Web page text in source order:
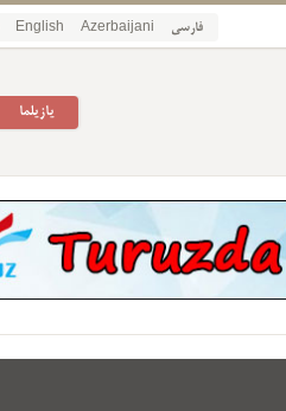
فارسی Azerbaijani
English
یازیلما